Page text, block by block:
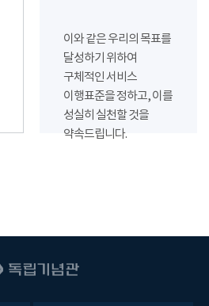
이와 같은 우리의 목표를
달성하기 위하여
구체적인 서비스
이행표준을 정하고, 이를
성실히 실천할 것을
약속드립니다.